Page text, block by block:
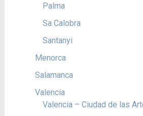
Palma
Sa Calobra
Santanyi
Menorca
Salamanca
Valencia
Valencia – Ciudad de las